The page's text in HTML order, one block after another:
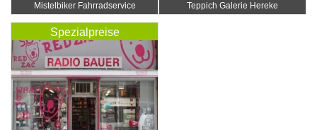
Mistelbiker Fahrradservice Teppich Galerie Hereke
Spezialpreise